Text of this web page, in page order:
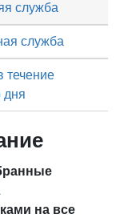
служба
служба
течение
дня
на все